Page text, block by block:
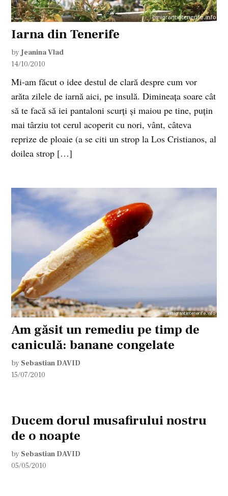
Iarna din Tenerife
by Jeanina Vlad
14/10/2010
Mi-am făcut o idee destul de clară despre cum vor
arăta zilele de iarnă aici, pe insulă. Dimineaţa soare cât
să te facă să iei pantaloni scurţi şi maiou pe tine, puţin
mai târziu tot cerul acoperit cu nori, vânt, câteva
reprize de ploaie (a se citi un strop la Los Cristianos, al
doilea strop […]
Am găsit un remediu pe timp de
caniculă: banane congelate
by Sebastian DAVID
15/07/2010
Ducem dorul musafirului nostru
de o noapte
by Sebastian DAVID
05/05/2010